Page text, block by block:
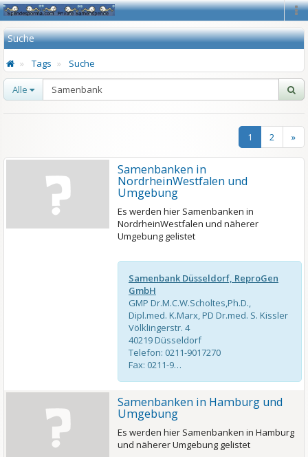
Suche
Tags Suche
Alle
1 2 »
Samenbanken in
NordrheinWestfalen und
Umgebung
Es werden hier Samenbanken in
NordrheinWestfalen und näherer
Umgebung gelistet
Samenbank Düsseldorf, ReproGen
GmbH
GMP Dr.M.C.W.Scholtes,Ph.D.,
Dipl.med. K.Marx, PD Dr.med. S. Kissler
Völklingerstr. 4
40219 Düsseldorf
Telefon: 0211-9017270
Fax: 0211-9…
Samenbanken in Hamburg und
Umgebung
Es werden hier Samenbanken in Hamburg
und näherer Umgebung gelistet